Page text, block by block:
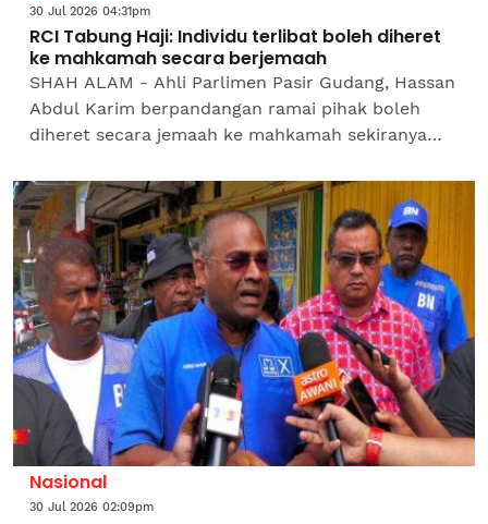
30 Jul 2026 04:31pm
RCI Tabung Haji: Individu terlibat boleh diheret
ke mahkamah secara berjemaah
SHAH ALAM - Ahli Parlimen Pasir Gudang, Hassan
Abdul Karim berpandangan ramai pihak boleh
diheret secara jemaah ke mahkamah sekiranya
Diraja (RCI) Tabung...
Nasional
30 Jul 2026 02:09pm